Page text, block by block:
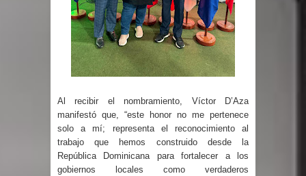
país con 3,500 millones de dólares
El PRM tendrá desde el próximo
domingo una dirección de hombres
Nueva York aprueba ley para poner
fin a la vida de personas con
enfermedades terminales
Al recibir el nombramiento, Víctor D’Aza
manifestó que, “este honor no me pertenece
solo a mí; representa el reconocimiento al
trabajo que hemos construido desde la
República Dominicana para fortalecer a los
gobiernos locales como verdaderos